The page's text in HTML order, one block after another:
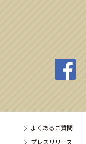
よくあるご質問
プレスリリース